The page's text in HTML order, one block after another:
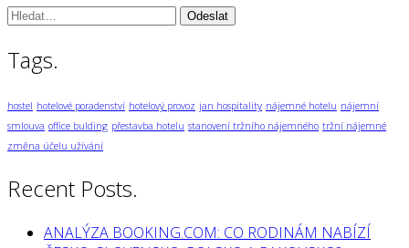
Vyhledávání:
Tags.
hostel hotelové poradenství hotelový provoz jan hospitality nájemné hotelu nájemní
smlouva office bulding přestavba hotelu stanovení tržního nájemného tržní nájemné
změna účelu užívání
Recent Posts.
ANALÝZA BOOKING.COM: CO RODINÁM NABÍZÍ